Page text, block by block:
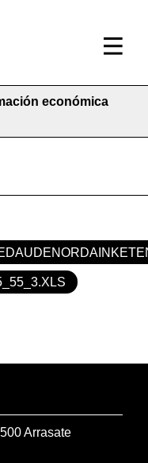
económica
Arrasate